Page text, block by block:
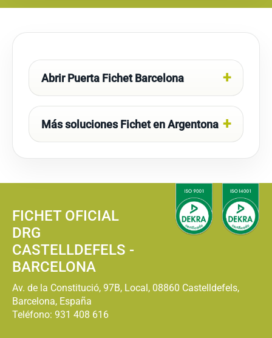
Abrir Puerta Fichet Barcelona
Más soluciones Fichet en Argentona
FICHET OFICIAL
DRG
CASTELLDEFELS -
BARCELONA
Av. de la Constitució, 97B, Local, 08860 Castelldefels,
Barcelona, España
Teléfono: 931 408 616